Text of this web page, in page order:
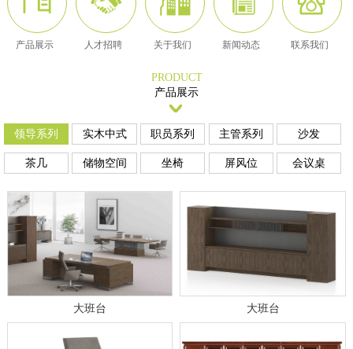
产品展示 人才招聘 关于我们 新闻动态 联系我们
PRODUCT
产品展示
领导系列 实木中式 职员系列 主管系列 沙发
茶几 储物空间 坐椅 屏风位 会议桌
大班台 大班台